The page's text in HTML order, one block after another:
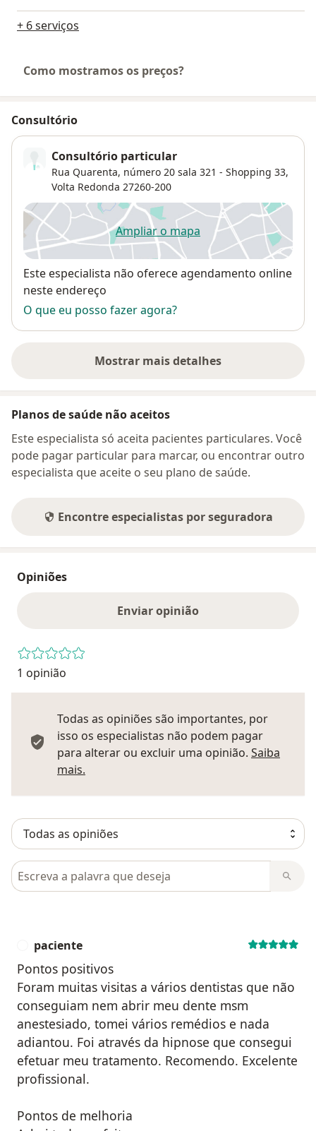
+ 6 serviços
Como mostramos os preços?
Consultório
Consultório particular
Rua Quarenta, número 20 sala 321 - Shopping 33,
Volta Redonda 27260-200
Ampliar o mapaabre num novo separador
Disponibilidade
Este especialista não oferece agendamento online
neste endereço
O que eu posso fazer agora?
Mostrar mais detalhes
sobre o endereço
Planos de saúde não aceitos
Este especialista só aceita pacientes particulares. Você
pode pagar particular para marcar, ou encontrar outro
especialista que aceite o seu plano de saúde.
Encontre especialistas por seguradora
Opiniões
Enviar opinião
1 opinião
Todas as opiniões são importantes, por
isso os especialistas não podem pagar
para alterar ou excluir uma opinião. Saiba
mais.
Pesquisar em opiniões
paciente
Pontos positivos
Foram muitas visitas a vários dentistas que não
conseguiam nem abrir meu dente msm
anestesiado, tomei vários remédios e nada
adiantou. Foi através da hipnose que consegui
efetuar meu tratamento. Recomendo. Excelente
profissional.
Pontos de melhoria